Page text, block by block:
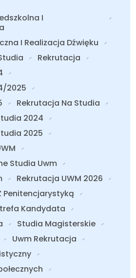
I
I Realizacja Dźwięku
Rekrutacja
2025
Rekrutacja Na Studia
2024
2025
Studia Uwm
Rekrutacja UWM 2026
Penitencjarystyką
Kandydata
Studia Magisterskie
Uwm Rekrutacja